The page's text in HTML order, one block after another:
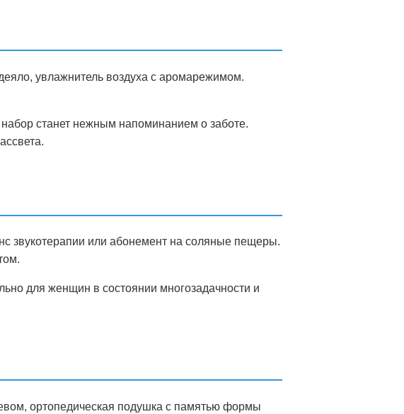
увлажнитель воздуха с аромарежимом.
станет нежным напоминанием о заботе.
звукотерапии или абонемент на соляные пещеры.
для женщин в состоянии многозадачности и
ортопедическая подушка с памятью формы